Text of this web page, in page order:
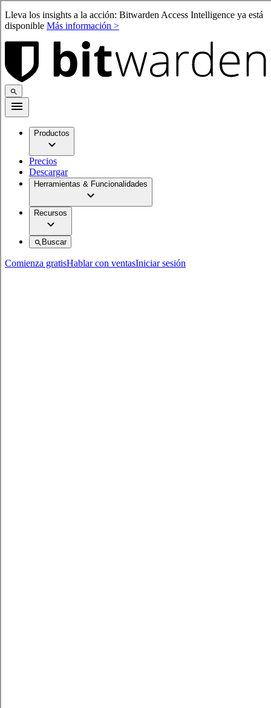
Lleva los insights a la acción: Bitwarden Access Intelligence ya está
disponible Más información >
Productos
Precios
Descargar
Herramientas & Funcionalidades
Recursos
Buscar
Comienza gratisHablar con ventasIniciar sesión